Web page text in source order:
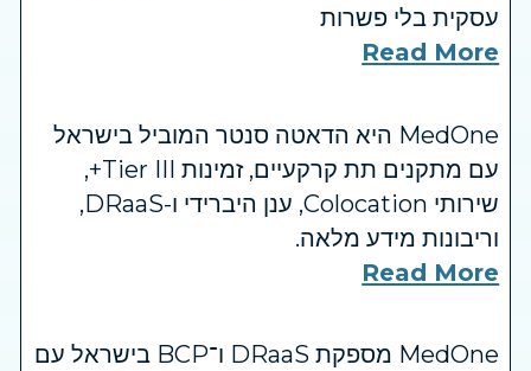
עסקית בלי פשרות
Read More
MedOne היא הדאטה סנטר המוביל בישראל
עם מתקנים תת קרקעיים, זמינות Tier III+,
שירותי Colocation, ענן היברידי ו-DRaaS,
וריבונות מידע מלאה.
Read More
MedOne מספקת DRaaS ו־BCP בישראל עם